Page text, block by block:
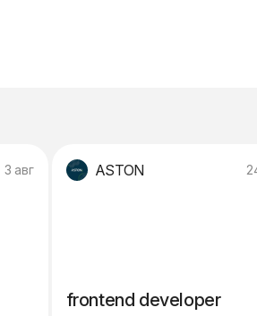
3 авг ASTON
frontend developer